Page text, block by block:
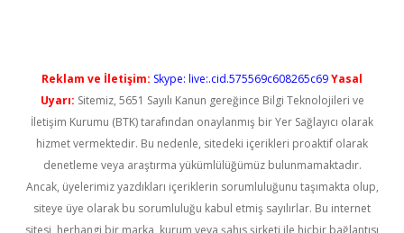
Reklam ve İletişim: Skype: live:.cid.575569c608265c69Yasal
Uyarı: Sitemiz, 5651 Sayılı Kanun gereğince Bilgi Teknolojileri ve
İletişim Kurumu (BTK) tarafından onaylanmış bir Yer Sağlayıcı olarak
hizmet vermektedir. Bu nedenle, sitedeki içerikleri proaktif olarak
denetleme veya araştırma yükümlülüğümüz bulunmamaktadır.
Ancak, üyelerimiz yazdıkları içeriklerin sorumluluğunu taşımakta olup,
siteye üye olarak bu sorumluluğu kabul etmiş sayılırlar. Bu internet
sitesi, herhangi bir marka, kurum veya şahıs şirketi ile hiçbir bağlantısı